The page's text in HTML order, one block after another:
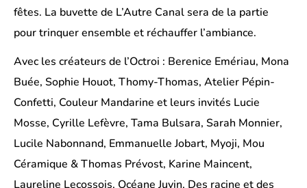
fêtes. La buvette de L’Autre Canal sera de la partie
pour trinquer ensemble et réchauffer l’ambiance.
Avec les créateurs de l’Octroi : Berenice Emériau, Mona
Buée, Sophie Houot, Thomy-Thomas, Atelier Pépin-
Confetti, Couleur Mandarine et leurs invités Lucie
Mosse, Cyrille Lefèvre, Tama Bulsara, Sarah Monnier,
Lucile Nabonnand, Emmanuelle Jobart, Myoji, Mou
Céramique & Thomas Prévost, Karine Maincent,
Laureline Lecossois, Océane Juvin, Des racine et des